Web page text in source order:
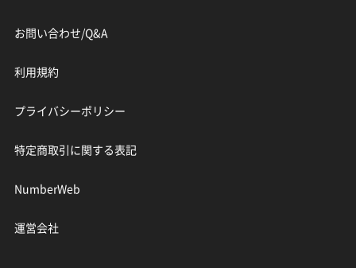
お問い合わせ/Q&A
利用規約
プライバシーポリシー
特定商取引に関する表記
NumberWeb
運営会社